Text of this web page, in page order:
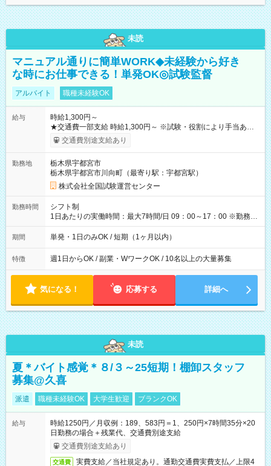
未読
マニュアル通りに簡単WORK◆未経験から好き
な時にお仕事できる！単発OK◎試験監督
アルバイト 職種未経験OK
給与
時給1,300円～
★交通費一部支給 時給1,300円～ ※試験・役割により手当あり
※勤務回数により昇給あり 【即給（前払い）オプションあ
り！】 希望される場合、勤務から1週間ほどで給与の一部を受け
例】 ・河合塾模擬試験 8:30～17:30（休憩1時間） 時給1,300円
×8時間＝日収10,400円＋交通費 ※当日の役割により時給＋100
円の場合あり ・国家試験 7:00～13:30（休憩なし） 時給1,300
円（役割手当＋100円）×6時間＝日収8,400円＋交通費 【試用期
間】試用期間なし
交通費別途支給あり
勤務地
栃木県宇都宮市
栃木県宇都宮市川向町（最寄り駅：宇都宮駅）
株式会社全国試験運営センター
勤務時間
シフト制
1日あたりの実働時間：最大7時間/日 09：00～17：00 ※勤務時
間は 試験により異なります。
期間 単発・1日のみOK / 短期（1ヶ月以内）
特徴 週1日からOK / 副業・WワークOK / 10名以上の大量募集
気になる！ 応募する 詳細へ
未読
夏＊バイト感覚＊８/３～25短期！棚卸スタッフ
募集@久喜
派遣 職種未経験OK 大学生歓迎 ブランクOK
給与
時給1250円／月収例：189、583円＝1、250円×7時間35分×20
日勤務の場合＋残業代、交通費別途支給
交通費別途支給あり
交通費
実費支給／当社規定あり。通勤交通費実費支払／上限4